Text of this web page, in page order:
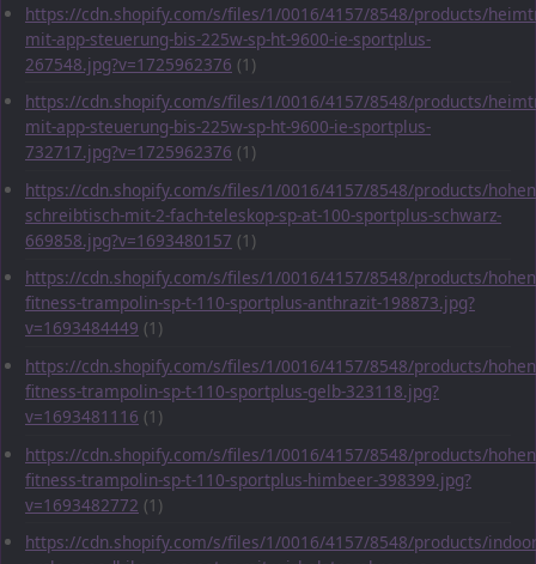
https://cdn.shopify.com/s/files/1/0016/4157/8548/products/
mit-app-steuerung-bis-225w-sp-ht-9600-ie-sportplus-
267548.jpg?v=1725962376 (1)
https://cdn.shopify.com/s/files/1/0016/4157/8548/products/
mit-app-steuerung-bis-225w-sp-ht-9600-ie-sportplus-
732717.jpg?v=1725962376 (1)
https://cdn.shopify.com/s/files/1/0016/4157/8548/products/
schreibtisch-mit-2-fach-teleskop-sp-at-100-sportplus-schwarz-
669858.jpg?v=1693480157 (1)
https://cdn.shopify.com/s/files/1/0016/4157/8548/products/
fitness-trampolin-sp-t-110-sportplus-anthrazit-198873.jpg?
v=1693484449 (1)
https://cdn.shopify.com/s/files/1/0016/4157/8548/products/
fitness-trampolin-sp-t-110-sportplus-gelb-323118.jpg?
v=1693481116 (1)
https://cdn.shopify.com/s/files/1/0016/4157/8548/products/
fitness-trampolin-sp-t-110-sportplus-himbeer-398399.jpg?
v=1693482772 (1)
https://cdn.shopify.com/s/files/1/0016/4157/8548/products/